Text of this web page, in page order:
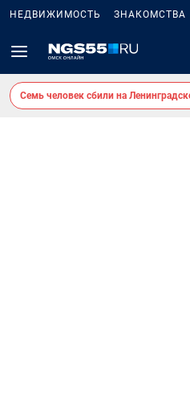
НЕДВИЖИМОСТЬ ЗНАКОМСТВА
Семь человек сбили на